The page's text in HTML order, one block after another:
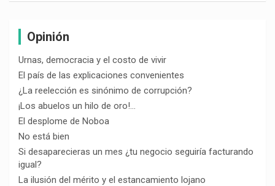
Opinión
Urnas, democracia y el costo de vivir
El país de las explicaciones convenientes
¿La reelección es sinónimo de corrupción?
¡Los abuelos un hilo de oro!…
El desplome de Noboa
No está bien
Si desaparecieras un mes ¿tu negocio seguiría facturando
igual?
La ilusión del mérito y el estancamiento lojano